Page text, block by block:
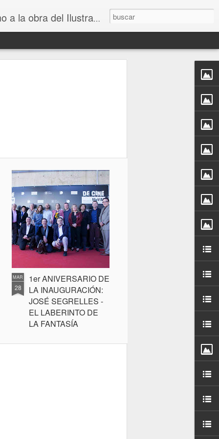
del Ilustrador Universal
MAR
28
1er ANIVERSARIO DE
LA INAUGURACIÓN:
JOSÉ SEGRELLES -
EL LABERINTO DE
LA FANTASÍA
cumple un año de la inauguración